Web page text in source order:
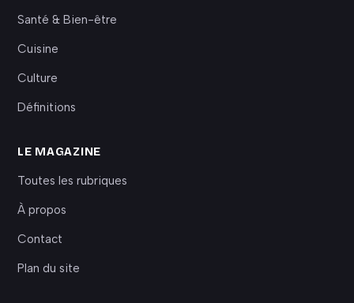
Santé & Bien-être
Cuisine
Culture
Définitions
LE MAGAZINE
Toutes les rubriques
À propos
Contact
Plan du site